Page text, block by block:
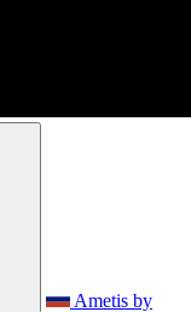
Ametis by